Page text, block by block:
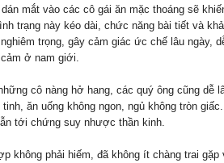
mắt vào các cô gái ăn mặc thoáng sẽ
trạng này kéo dài, chức năng bài tiết và khả
trọng, gây cảm giác ức chế lâu ngày,
ở nam giới.
cô nàng hở hang, các quý ông cũng dễ
ăn uống không ngon, ngủ không tròn giấc.
tới chứng suy nhược thần kinh.
không phải hiếm, đã không ít chàng trai gặp